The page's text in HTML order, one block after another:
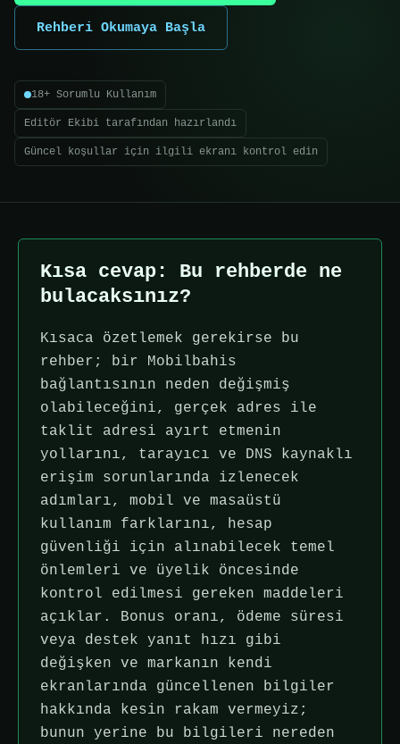
Rehberi Okumaya Başla
18+ Sorumlu Kullanım
Editör Ekibi tarafından hazırlandı
Güncel koşullar için ilgili ekranı kontrol edin
Kısa cevap: Bu rehberde ne
bulacaksınız?
Kısaca özetlemek gerekirse bu
rehber; bir Mobilbahis
bağlantısının neden değişmiş
olabileceğini, gerçek adres ile
taklit adresi ayırt etmenin
yollarını, tarayıcı ve DNS kaynaklı
erişim sorunlarında izlenecek
adımları, mobil ve masaüstü
kullanım farklarını, hesap
güvenliği için alınabilecek temel
önlemleri ve üyelik öncesinde
kontrol edilmesi gereken maddeleri
açıklar. Bonus oranı, ödeme süresi
veya destek yanıt hızı gibi
değişken ve markanın kendi
ekranlarında güncellenen bilgiler
hakkında kesin rakam vermeyiz;
bunun yerine bu bilgileri nereden